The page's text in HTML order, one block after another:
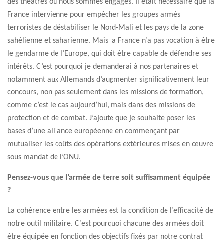
des théâtres où nous sommes engagés. Il était nécessaire que la
France intervienne pour empêcher les groupes armés
terroristes de déstabiliser le Nord-Mali et les pays de la zone
sahélienne et saharienne. Mais la France n’a pas vocation à être
le gendarme de l’Europe, qui doit être capable de défendre ses
intérêts. C’est pourquoi je demanderai à nos partenaires et
notamment aux Allemands d’augmenter significativement leur
concours, non pas seulement dans les missions de formation,
comme c’est le cas aujourd’hui, mais dans des missions de
protection et de combat. J’ajoute que je souhaite poser les
bases d’une alliance européenne en commençant par
mutualiser les coûts des opérations extérieures mises en œuvre
sous mandat de l’ONU.
Pensez-vous que l’armée de terre soit suffisamment équipée
?
La cohérence entre les armées est la condition de l’efficacité de
notre outil militaire. C’est pourquoi chacune des armées doit
être équipée en fonction des objectifs fixés par notre contrat